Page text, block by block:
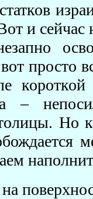
и
просто
короткой
–
Но